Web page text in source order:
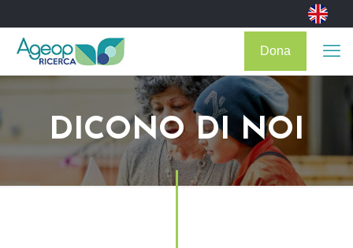
Dona
DICONO DI NOI